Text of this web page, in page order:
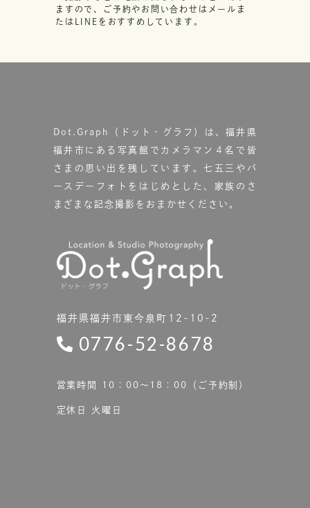
ますので、ご予約やお問い合わせはメールま
たはLINEをおすすめしています。
Dot.Graph（ドット・グラフ）は、福井県
福井市にある写真館で カメラマン４名で皆
さまの思い出を残しています。七五三やバ
ースデーフォトをはじめとした、家族のさ
まざまな記念撮影をおまかせください。
福井県福井市東今泉町12-10-2
0776-52-8678
営業時間 10：00〜18：00（ご予約制）
定休日 火曜日